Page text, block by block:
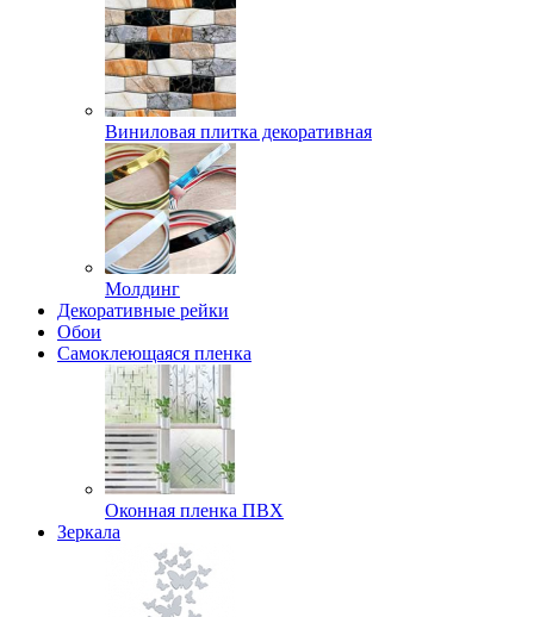
Виниловая плитка декоративная
Молдинг
Декоративные рейки
Обои
Самоклеющаяся пленка
Оконная пленка ПВХ
Зеркала